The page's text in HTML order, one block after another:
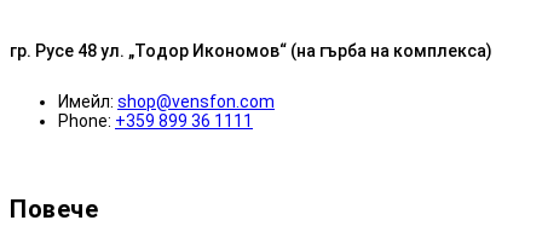
гр. Русе 48 ул. „Тодор Икономов“ (на гърба на комплекса)
Имейл: shop@vensfon.com
Phone: +359 899 36 1111
Повече